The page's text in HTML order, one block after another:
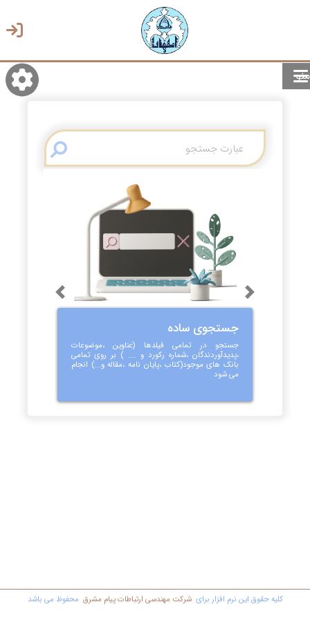
منو
انتخاب زبان
جستجوی ساده
جستجو در تمامی فیلدها (عناوین ،موضوعات
،پدیدآوردندگان ،شماره رکورد و .... ) بر روی تمامی
بانک های موجود(کتاب ،پایان نامه ،مقاله و...) انجام
می شود
Previous Next
کليه حقوق اين نرم افزار برای شرکت مهندسي ارتباطات پیام مشرق محفوظ مي باشد